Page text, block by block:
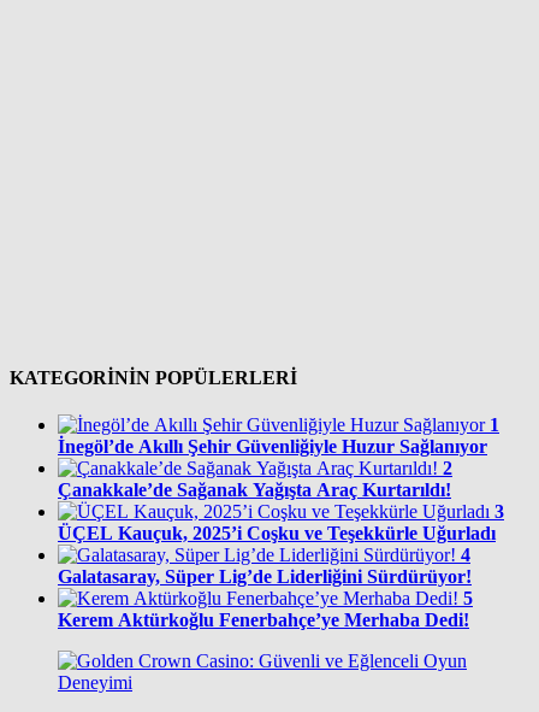
KATEGORİNİN POPÜLERLERİ
1
İnegöl’de Akıllı Şehir Güvenliğiyle Huzur Sağlanıyor
2
Çanakkale’de Sağanak Yağışta Araç Kurtarıldı!
3
ÜÇEL Kauçuk, 2025’i Coşku ve Teşekkürle Uğurladı
4
Galatasaray, Süper Lig’de Liderliğini Sürdürüyor!
5
Kerem Aktürkoğlu Fenerbahçe’ye Merhaba Dedi!